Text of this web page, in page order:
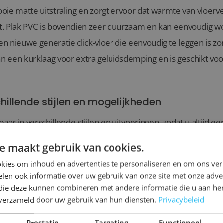
matte uitstraling en zorgt ervoor dat warmte van
Plak PVC is bovendien zeer duurzaam en kan eenvoudig
nieuwe generatie click-vloer die eenvoudig te leggen is
een kurklaag voor extra geluidsdemping en is geschikt
stijlen en mogelijkheden
in verschillende stijlen en uitvoeringen, zodat u altijd
Bij de showrooms van Lingen Keramiek in Leiden en
vloeren hebben de uitstraling van een authentieke houten
kleurschakeringen. Een uitstekende keuze als u de
voordelen van PVC.
maakt gebruik van cookies.
om inhoud en advertenties te personaliseren en om ons
ook informatie over uw gebruik van onze site met onze
deze kunnen combineren met andere informatie die u aan
door uw gebruik van hun diensten. Privacybeleid